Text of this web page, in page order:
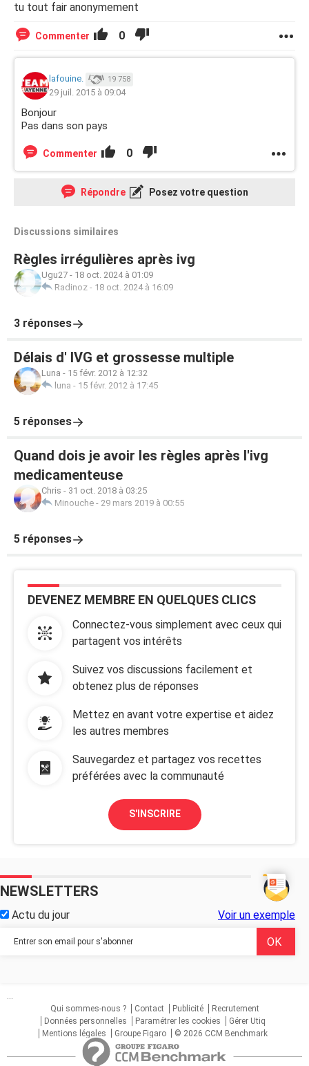
tu tout fair anonymement
Commenter 0
lafouine. 19 758
29 juil. 2015 à 09:04
Bonjour
Pas dans son pays
Commenter 0
Répondre Posez votre question
Discussions similaires
Règles irrégulières après ivg
Ugu27 - 18 oct. 2024 à 01:09
Radinoz - 18 oct. 2024 à 16:09
3 réponses
Délais d' IVG et grossesse multiple
Luna - 15 févr. 2012 à 12:32
luna - 15 févr. 2012 à 17:45
5 réponses
Quand dois je avoir les règles après l'ivg
medicamenteuse
Chris - 31 oct. 2018 à 03:25
Minouche - 29 mars 2019 à 00:55
5 réponses
DEVENEZ MEMBRE EN QUELQUES CLICS
Connectez-vous simplement avec ceux qui
partagent vos intérêts
Suivez vos discussions facilement et
obtenez plus de réponses
Mettez en avant votre expertise et aidez
les autres membres
Sauvegardez et partagez vos recettes
préférées avec la communauté
S'INSCRIRE
NEWSLETTERS
Actu du jour Voir un exemple
...
Qui sommes-nous ?
Contact Publicité
Recrutement
Données personnelles
Paramétrer les cookies
Gérer Utiq
Mentions légales
Groupe Figaro © 2026 CCM Benchmark